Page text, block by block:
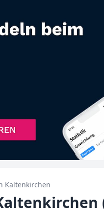
Kaltenkirchen